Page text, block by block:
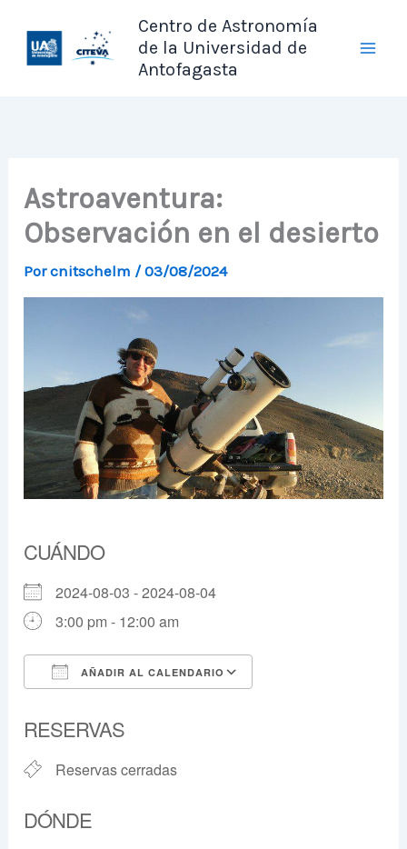
contenido
Centro de Astronomía
de la Universidad de
Antofagasta
Astroaventura:
Observación en el desierto
Porcnitschelm /03/08/2024
CUÁNDO
2024-08-03 - 2024-08-04
3:00 pm - 12:00 am
AÑADIR AL CALENDARIO
RESERVAS
Reservas cerradas
DÓNDE